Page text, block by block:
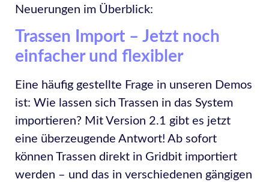
Neuerungen im Überblick:
Trassen Import – Jetzt noch
einfacher und flexibler
Eine häufig gestellte Frage in unseren Demos
ist: Wie lassen sich Trassen in das System
importieren? Mit Version 2.1 gibt es jetzt
eine überzeugende Antwort! Ab sofort
können Trassen direkt in Gridbit importiert
werden – und das in verschiedenen gängigen